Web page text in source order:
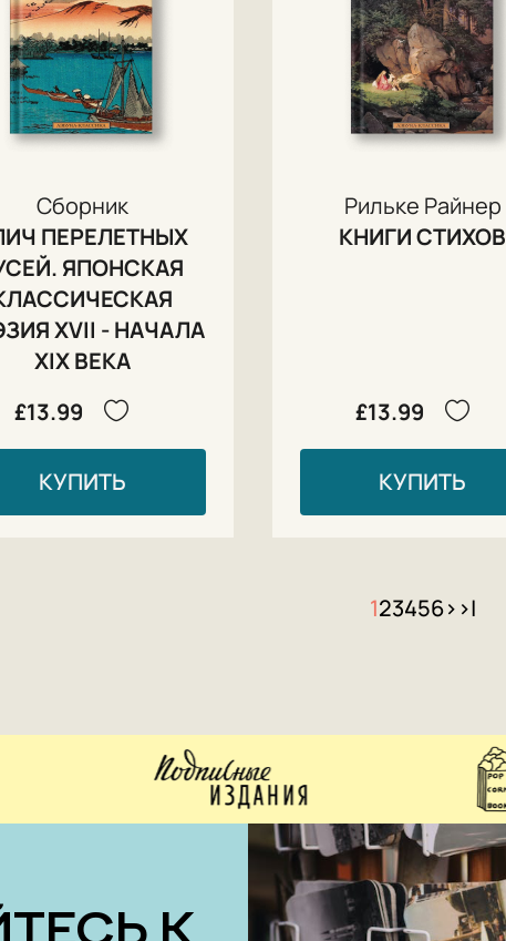
Сборник
ПЕРЕЛЕТНЫХ
ЯПОНСКАЯ
XVII - НАЧАЛА
XIX ВЕКА
£13.99
КУПИТЬ
Рильке Райнер
КНИГИ СТИХОВ
£13.99
КУПИТЬ
123456> >|